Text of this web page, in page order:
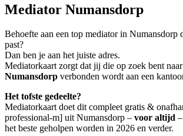
Mediator Numansdorp
Behoefte aan een top mediator in
past?
Dan ben je aan het juiste adres.
Mediatorkaart zorgt dat jij die op zoek bent naar
Numansdorp verbonden wordt aan een
Het tofste gedeelte?
Mediatorkaart doet dit compleet gratis &
professional-m] uit Numansdorp – voor altijd
het beste geholpen worden in 2026 en verder.